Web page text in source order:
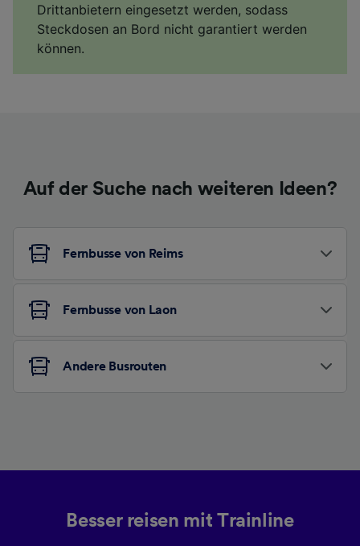
Drittanbietern eingesetzt werden, sodass
Steckdosen an Bord nicht garantiert werden
können.
Auf der Suche nach weiteren Ideen?
Fernbusse von Reims
Fernbusse von Laon
Andere Busrouten
Besser reisen mit Trainline